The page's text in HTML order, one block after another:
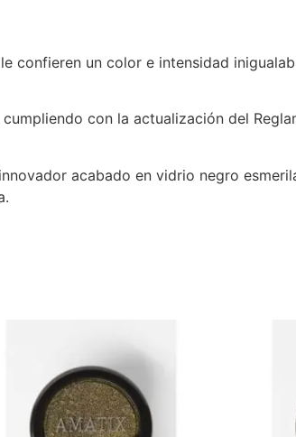
confieren un color e intensidad
con la actualización del
acabado en vidrio negro